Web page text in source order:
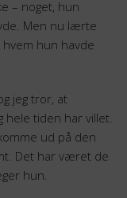
– noget, hun
Men nu lærte
hun havde
jeg tror, at
hele tiden har villet.
ud på den
Det har været de
hun.